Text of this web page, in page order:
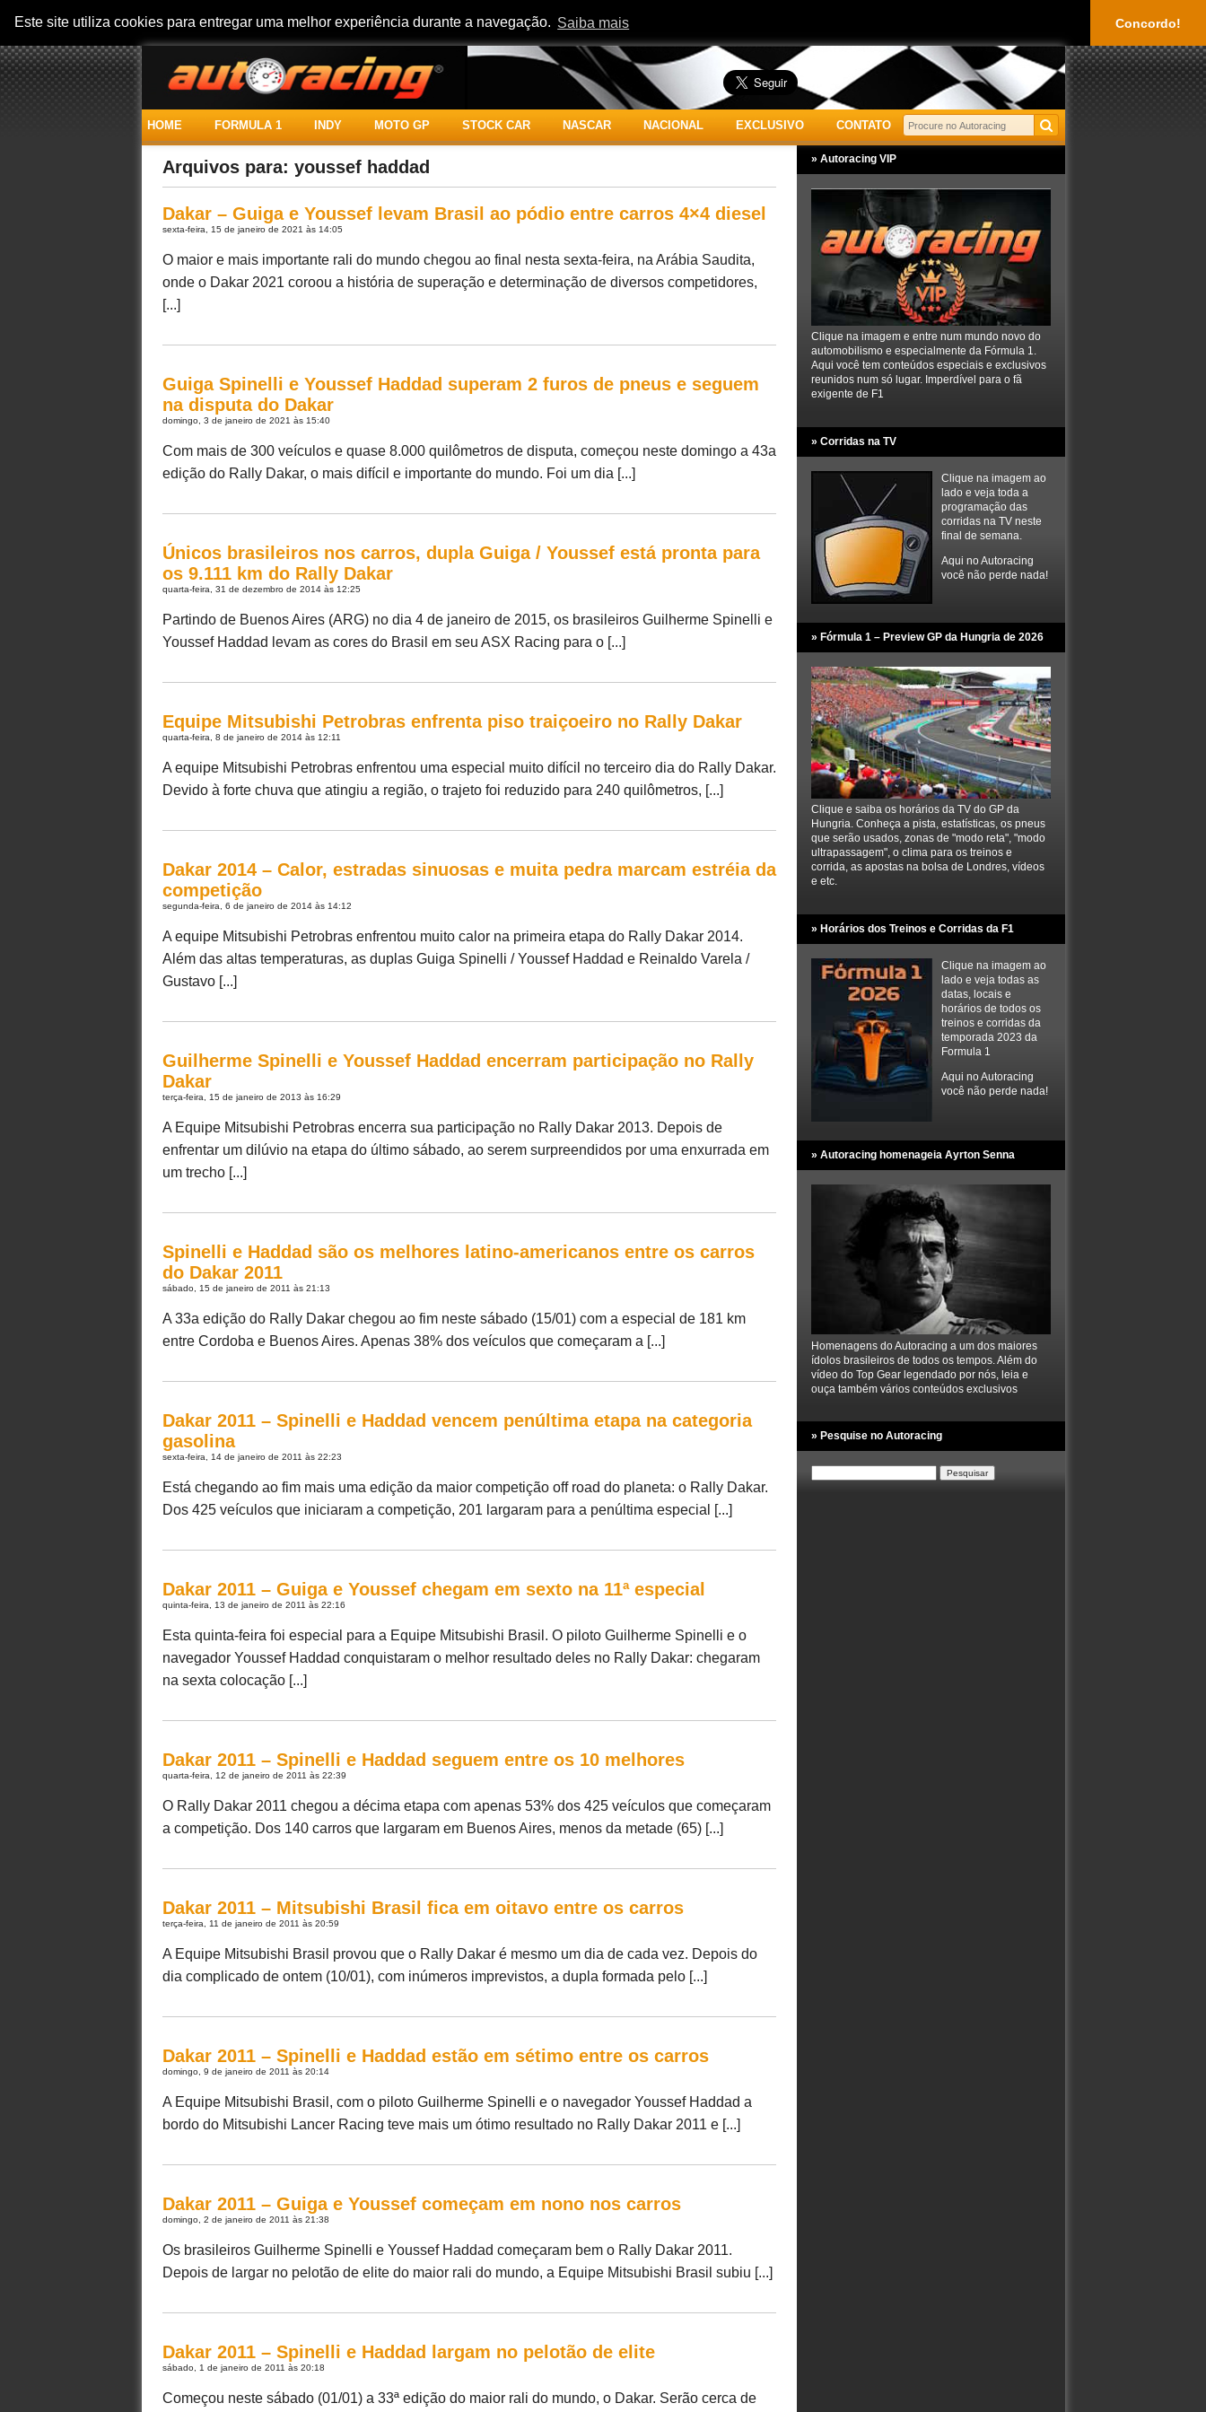
Este site utiliza cookies para entregar uma melhor experiência durante a navegação. Saiba mais Concordo!
HOME FORMULA 1 INDY MOTO GP STOCK CAR NASCAR NACIONAL EXCLUSIVO CONTATO
Arquivos para: youssef haddad
Dakar – Guiga e Youssef levam Brasil ao pódio entre carros 4×4 diesel
sexta-feira, 15 de janeiro de 2021 às 14:05
O maior e mais importante rali do mundo chegou ao final nesta sexta-feira, na Arábia Saudita,
onde o Dakar 2021 coroou a história de superação e determinação de diversos competidores,
[...]
Guiga Spinelli e Youssef Haddad superam 2 furos de pneus e seguem
na disputa do Dakar
domingo, 3 de janeiro de 2021 às 15:40
Com mais de 300 veículos e quase 8.000 quilômetros de disputa, começou neste domingo a 43a
edição do Rally Dakar, o mais difícil e importante do mundo. Foi um dia [...]
Únicos brasileiros nos carros, dupla Guiga / Youssef está pronta para
os 9.111 km do Rally Dakar
quarta-feira, 31 de dezembro de 2014 às 12:25
Partindo de Buenos Aires (ARG) no dia 4 de janeiro de 2015, os brasileiros Guilherme Spinelli e
Youssef Haddad levam as cores do Brasil em seu ASX Racing para o [...]
Equipe Mitsubishi Petrobras enfrenta piso traiçoeiro no Rally Dakar
quarta-feira, 8 de janeiro de 2014 às 12:11
A equipe Mitsubishi Petrobras enfrentou uma especial muito difícil no terceiro dia do Rally Dakar.
Devido à forte chuva que atingiu a região, o trajeto foi reduzido para 240 quilômetros, [...]
Dakar 2014 – Calor, estradas sinuosas e muita pedra marcam estréia da
competição
segunda-feira, 6 de janeiro de 2014 às 14:12
A equipe Mitsubishi Petrobras enfrentou muito calor na primeira etapa do Rally Dakar 2014.
Além das altas temperaturas, as duplas Guiga Spinelli / Youssef Haddad e Reinaldo Varela /
Gustavo [...]
Guilherme Spinelli e Youssef Haddad encerram participação no Rally
Dakar
terça-feira, 15 de janeiro de 2013 às 16:29
A Equipe Mitsubishi Petrobras encerra sua participação no Rally Dakar 2013. Depois de
enfrentar um dilúvio na etapa do último sábado, ao serem surpreendidos por uma enxurrada em
um trecho [...]
Spinelli e Haddad são os melhores latino-americanos entre os carros
do Dakar 2011
sábado, 15 de janeiro de 2011 às 21:13
A 33a edição do Rally Dakar chegou ao fim neste sábado (15/01) com a especial de 181 km
entre Cordoba e Buenos Aires. Apenas 38% dos veículos que começaram a [...]
Dakar 2011 – Spinelli e Haddad vencem penúltima etapa na categoria
gasolina
sexta-feira, 14 de janeiro de 2011 às 22:23
Está chegando ao fim mais uma edição da maior competição off road do planeta: o Rally Dakar.
Dos 425 veículos que iniciaram a competição, 201 largaram para a penúltima especial [...]
Dakar 2011 – Guiga e Youssef chegam em sexto na 11ª especial
quinta-feira, 13 de janeiro de 2011 às 22:16
Esta quinta-feira foi especial para a Equipe Mitsubishi Brasil. O piloto Guilherme Spinelli e o
navegador Youssef Haddad conquistaram o melhor resultado deles no Rally Dakar: chegaram
na sexta colocação [...]
Dakar 2011 – Spinelli e Haddad seguem entre os 10 melhores
quarta-feira, 12 de janeiro de 2011 às 22:39
O Rally Dakar 2011 chegou a décima etapa com apenas 53% dos 425 veículos que começaram
a competição. Dos 140 carros que largaram em Buenos Aires, menos da metade (65) [...]
Dakar 2011 – Mitsubishi Brasil fica em oitavo entre os carros
terça-feira, 11 de janeiro de 2011 às 20:59
A Equipe Mitsubishi Brasil provou que o Rally Dakar é mesmo um dia de cada vez. Depois do
dia complicado de ontem (10/01), com inúmeros imprevistos, a dupla formada pelo [...]
Dakar 2011 – Spinelli e Haddad estão em sétimo entre os carros
domingo, 9 de janeiro de 2011 às 20:14
A Equipe Mitsubishi Brasil, com o piloto Guilherme Spinelli e o navegador Youssef Haddad a
bordo do Mitsubishi Lancer Racing teve mais um ótimo resultado no Rally Dakar 2011 e [...]
Dakar 2011 – Guiga e Youssef começam em nono nos carros
domingo, 2 de janeiro de 2011 às 21:38
Os brasileiros Guilherme Spinelli e Youssef Haddad começaram bem o Rally Dakar 2011.
Depois de largar no pelotão de elite do maior rali do mundo, a Equipe Mitsubishi Brasil subiu [...]
Dakar 2011 – Spinelli e Haddad largam no pelotão de elite
sábado, 1 de janeiro de 2011 às 20:18
Começou neste sábado (01/01) a 33ª edição do maior rali do mundo, o Dakar. Serão cerca de
» Autoracing VIP
Clique na imagem e entre num mundo novo do
automobilismo e especialmente da Fórmula 1.
Aqui você tem conteúdos especiais e exclusivos
reunidos num só lugar. Imperdível para o fã
exigente de F1
» Corridas na TV
Clique na imagem ao
lado e veja toda a
programação das
corridas na TV neste
final de semana.
Aqui no Autoracing
você não perde nada!
» Fórmula 1 – Preview GP da Hungria de 2026
Clique e saiba os horários da TV do GP da
Hungria. Conheça a pista, estatísticas, os pneus
que serão usados, zonas de "modo reta", "modo
ultrapassagem", o clima para os treinos e
corrida, as apostas na bolsa de Londres, vídeos
e etc.
» Horários dos Treinos e Corridas da F1
Clique na imagem ao
lado e veja todas as
datas, locais e
horários de todos os
treinos e corridas da
temporada 2023 da
Formula 1
Aqui no Autoracing
você não perde nada!
» Autoracing homenageia Ayrton Senna
Homenagens do Autoracing a um dos maiores
ídolos brasileiros de todos os tempos. Além do
vídeo do Top Gear legendado por nós, leia e
ouça também vários conteúdos exclusivos
» Pesquise no Autoracing
por: